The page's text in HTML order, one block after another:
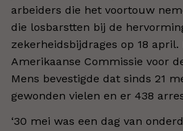
arbeiders die het voortouw
die losbarstten bij de
zekerheidsbijdrages op 18 april.
Amerikaanse Commissie voor
Mens bevestigde dat sinds 21
gewonden vielen en er 438
‘30 mei was een dag van